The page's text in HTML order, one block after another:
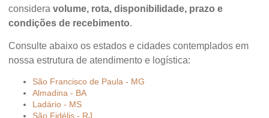
considera volume, rota, disponibilidade, prazo e
condições de recebimento.
Consulte abaixo os estados e cidades contemplados em
nossa estrutura de atendimento e logística:
São Francisco de Paula - MG
Almadina - BA
Ladário - MS
São Fidélis - RJ